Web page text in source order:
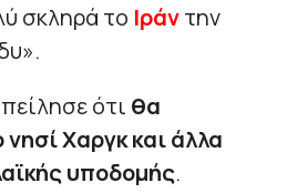
σκληρά το Ιράντην
ότι θα
Χαργκ και άλλα
υποδομής.